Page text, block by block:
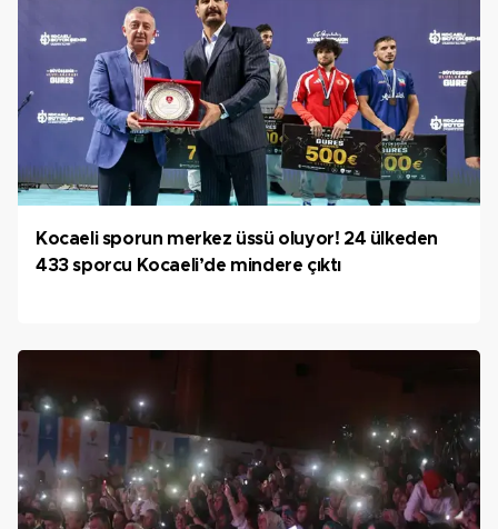
Kocaeli sporun merkez üssü oluyor! 24 ülkeden
433 sporcu Kocaeli’de mindere çıktı